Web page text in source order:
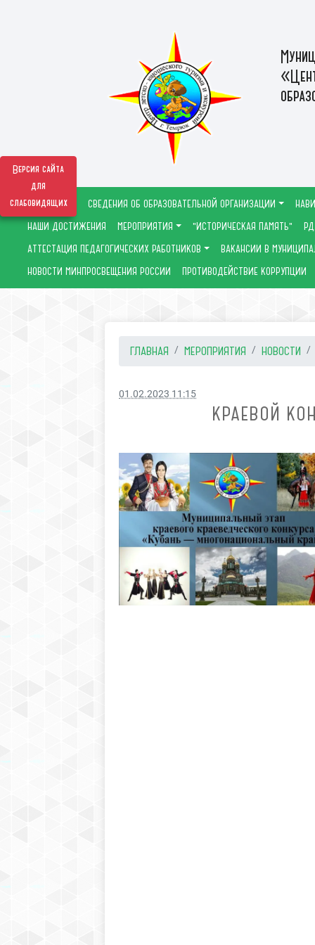
Версия сайта
для
слабовидящих
СВЕДЕНИЯ ОБ ОБРАЗОВАТЕЛЬНОЙ ОРГАНИЗАЦИИ
НАШИ ДОСТИЖЕНИЯ
МЕРОПРИЯТИЯ "ИСТОРИЧЕСКАЯ ПАМЯТЬ"
АТТЕСТАЦИЯ ПЕДАГОГИЧЕСКИХ РАБОТНИКОВ
ВАКАНСИИ В
НОВОСТИ МИНПРОСВЕЩЕНИЯ РОССИИ
ПРОТИВОДЕЙСТВИЕ КОРРУПЦИИ
ГЛАВНАЯ МЕРОПРИЯТИЯ НОВОСТИ
01.02.2023 11:15
КРАЕВОЙ